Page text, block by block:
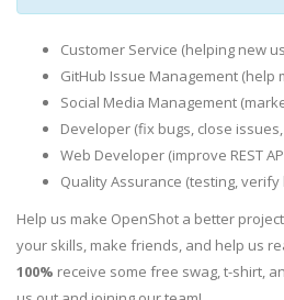
Customer Service (helping new
GitHub Issue Management (help
Social Media Management
Developer (fix bugs, close issues,
Web Developer (improve REST
Quality Assurance (testing, verify
Help us make OpenShot a better
your skills, make friends, and help us
100% receive some free swag, t-shirt,